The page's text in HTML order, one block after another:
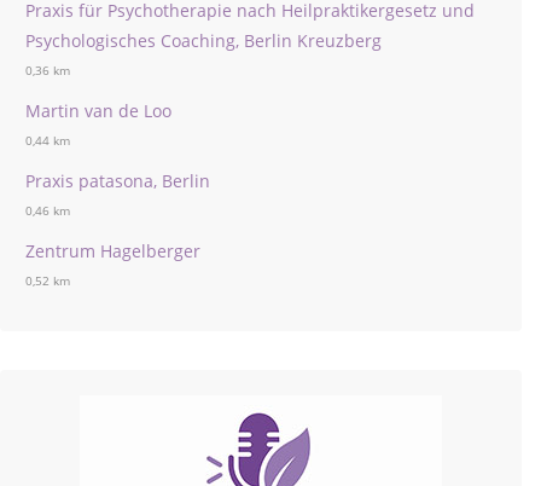
Praxis für Psychotherapie nach Heilpraktikergesetz und
Psychologisches Coaching, Berlin Kreuzberg
0,36 km
Martin van de Loo
0,44 km
Praxis patasona, Berlin
0,46 km
Zentrum Hagelberger
0,52 km